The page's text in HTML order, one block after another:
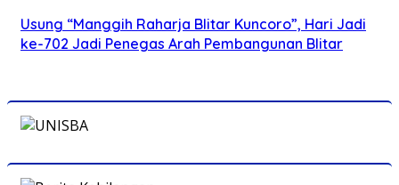
Usung “Manggih Raharja Blitar Kuncoro”, Hari Jadi
ke-702 Jadi Penegas Arah Pembangunan Blitar